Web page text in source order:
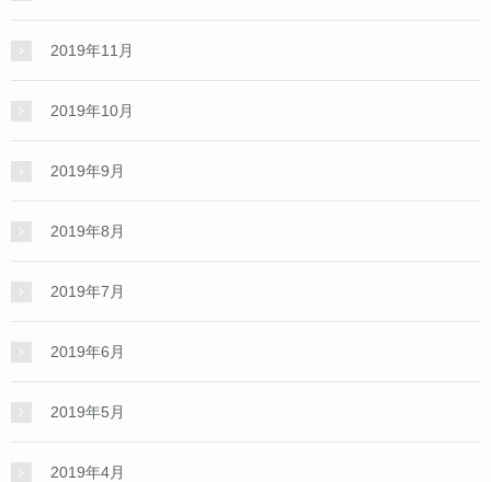
2019年11月
2019年10月
2019年9月
2019年8月
2019年7月
2019年6月
2019年5月
2019年4月